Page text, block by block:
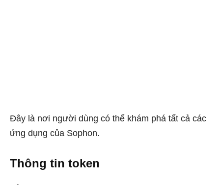
Đây là nơi người dùng có thể khám phá tất cả các
ứng dụng của Sophon.
Thông tin token